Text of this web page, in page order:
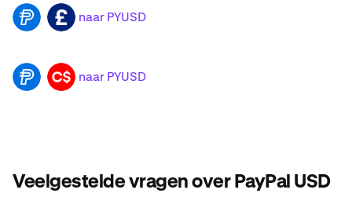
PYUSD GBP naar PYUSD
PYUSD CAD naar PYUSD
Veelgestelde vragen over PayPal USD